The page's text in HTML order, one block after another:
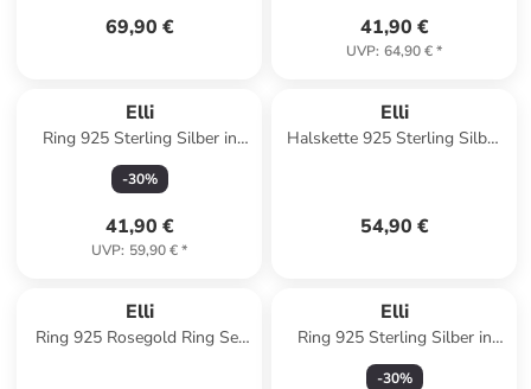
69,90 € 41,90 €
UVP: 64,90 €*
Elli
Ring 925 Sterling Silber in
Silber
-30%
41,90 €
UVP: 59,90 €*
Elli
Halskette 925 Sterling Silber
54,90 €
Elli
Ring 925 Rosegold Ring Set
Elli
Ring 925 Sterling Silber in
Silber
-30%